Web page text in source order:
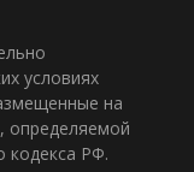
условиях
на
определяемой
кодекса РФ.